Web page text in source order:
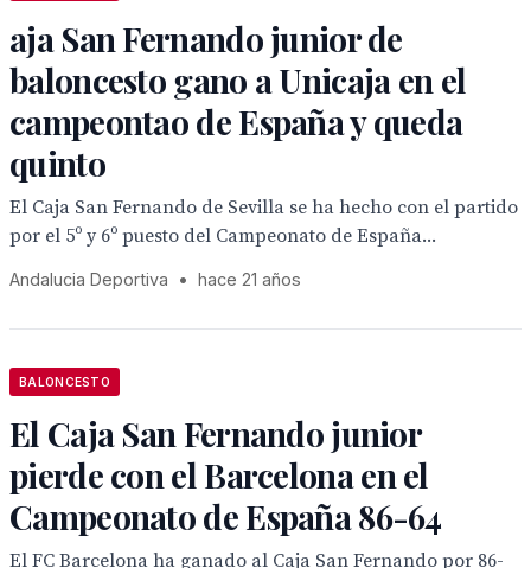
aja San Fernando junior de
baloncesto gano a Unicaja en el
campeontao de España y queda
quinto
El Caja San Fernando de Sevilla se ha hecho con el partido
por el 5º y 6º puesto del Campeonato de España...
Andalucia Deportiva • hace 21 años
BALONCESTO
El Caja San Fernando junior
pierde con el Barcelona en el
Campeonato de España 86-64
El FC Barcelona ha ganado al Caja San Fernando por 86-